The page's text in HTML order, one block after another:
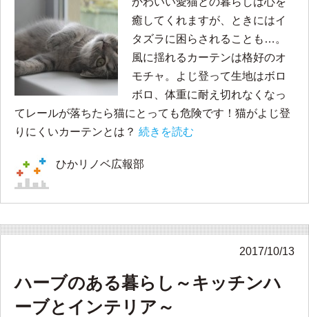
癒してくれますが、ときにはイ
タズラに困らされることも…。
風に揺れるカーテンは格好のオ
モチャ。よじ登って生地はボロ
ボロ、体重に耐え切れなくなっ
てレールが落ちたら猫にとっても危険です！猫がよじ登
りにくいカーテンとは？ 続きを読む
ひかリノベ広報部
2017/10/13
ハーブのある暮らし～キッチンハ
ーブとインテリア～